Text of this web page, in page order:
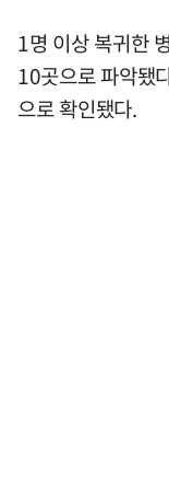
1명 이상 복귀한
10곳으로 파악됐
으로 확인됐다.